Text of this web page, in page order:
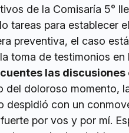
de la Comisaría 5°
tareas para establecer
preventiva, el caso
toma de testimonios
las
del doloroso momento,
despidió con un
por vos y por mí.